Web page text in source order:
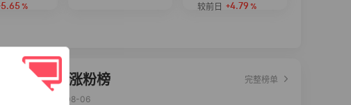
% 较前日 +4.79 %
达人涨粉榜
完整榜单
2026-08-06